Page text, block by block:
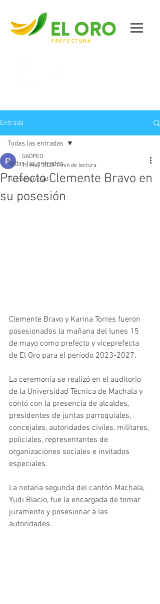
Entrada
Todas las entradas
Tu comunidad
Todas las entradas
Prefecto Clemente Bravo en
su posesión
GADPEO
15 may 2023 1 min de lectura
Clemente Bravo y Karina Torres fueron
posesionados la mañana del lunes 15
de mayo como prefecto y viceprefecta
de El Oro para el período 2023-2027.
La ceremonia se realizó en el auditorio
de la Universidad Técnica de Machala y
contó con la presencia de alcaldes,
presidentes de juntas parroquiales,
concejales, autoridades civiles, militares,
policiales, representantes de
organizaciones sociales e invitados
especiales.
La notaria segunda del cantón Machala,
Yudi Blacio, fue la encargada de tomar
juramento y posesionar a las
autoridades.